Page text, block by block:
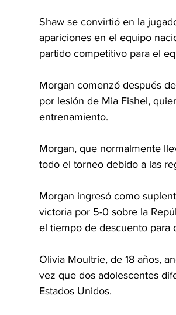
Shaw se convirtió en la
apariciones en el equipo
partido competitivo para el
Morgan comenzó después
por lesión de Mia Fishel,
entrenamiento.
Morgan, que normalmente
todo el torneo debido a las
Morgan ingresó como
victoria por 5-0 sobre la
el tiempo de descuento para
Olivia Moultrie, de 18 años,
vez que dos adolescentes
Estados Unidos.